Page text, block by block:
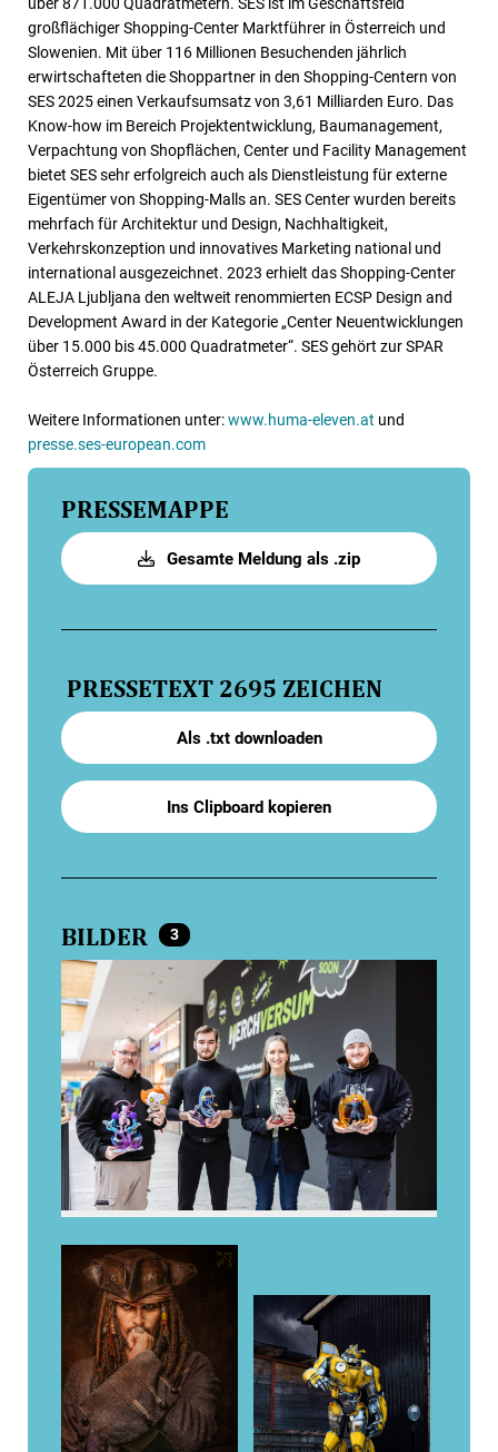
großflächiger Shopping-Center Marktführer in Österreich und
Slowenien. Mit über 116 Millionen Besuchenden jährlich
erwirtschafteten die Shoppartner in den Shopping-Centern von
SES 2025 einen Verkaufsumsatz von 3,61 Milliarden Euro. Das
Know-how im Bereich Projektentwicklung, Baumanagement,
Verpachtung von Shopflächen, Center und Facility Management
bietet SES sehr erfolgreich auch als Dienstleistung für externe
Eigentümer von Shopping-Malls an. SES Center wurden bereits
mehrfach für Architektur und Design, Nachhaltigkeit,
Verkehrskonzeption und innovatives Marketing national und
international ausgezeichnet. 2023 erhielt das Shopping-Center
ALEJA Ljubljana den weltweit renommierten ECSP Design and
Development Award in der Kategorie „Center Neuentwicklungen
über 15.000 bis 45.000 Quadratmeter“. SES gehört zur SPAR
Österreich Gruppe.
Weitere Informationen unter:www.huma-eleven.at und
presse.ses-european.com
PRESSEMAPPE
Gesamte Meldung als .zip
PRESSETEXT 2695 ZEICHEN
Als .txt downloaden
Ins Clipboard kopieren
BILDER 3